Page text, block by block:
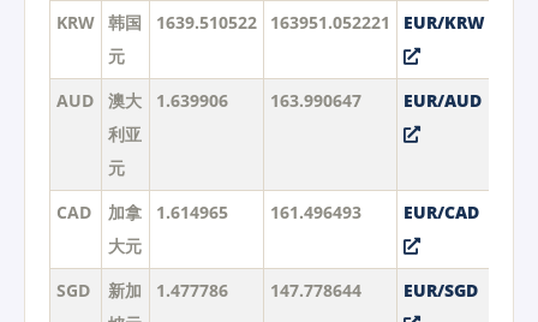
KRW 韩国
元
1639.510522 163951.052221 EUR/KRW
AUD
澳大
利亚
元
1.639906 163.990647 EUR/AUD
CAD
加拿
大元
1.614965 161.496493 EUR/CAD
SGD
新加
1.477786 147.778644 EUR/SGD